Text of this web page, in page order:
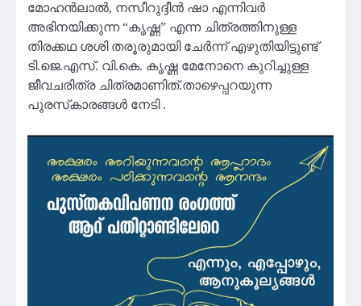
മോഹൻലാൽ, നസീറുദ്ദീൻ ഷാ എന്നിവർ
അഭിനയിക്കുന്ന “കൃഷ്ണ” എന്ന ചിത്രത്തിനുള്ള
തിരക്കഥ ശശി തരൂരുമായി ചേർന്ന് എഴുതിയിട്ടുണ്ട്
ടി.ജെ.എസ്. വി.കെ. കൃഷ്ണ മേനോനെ കുറിച്ചുള്ള
ജീവചരിത്ര ചിത്രമാണിത്.താഴെപ്പറയുന്ന
പുരസ്‌കാരങ്ങൾ നേടി .